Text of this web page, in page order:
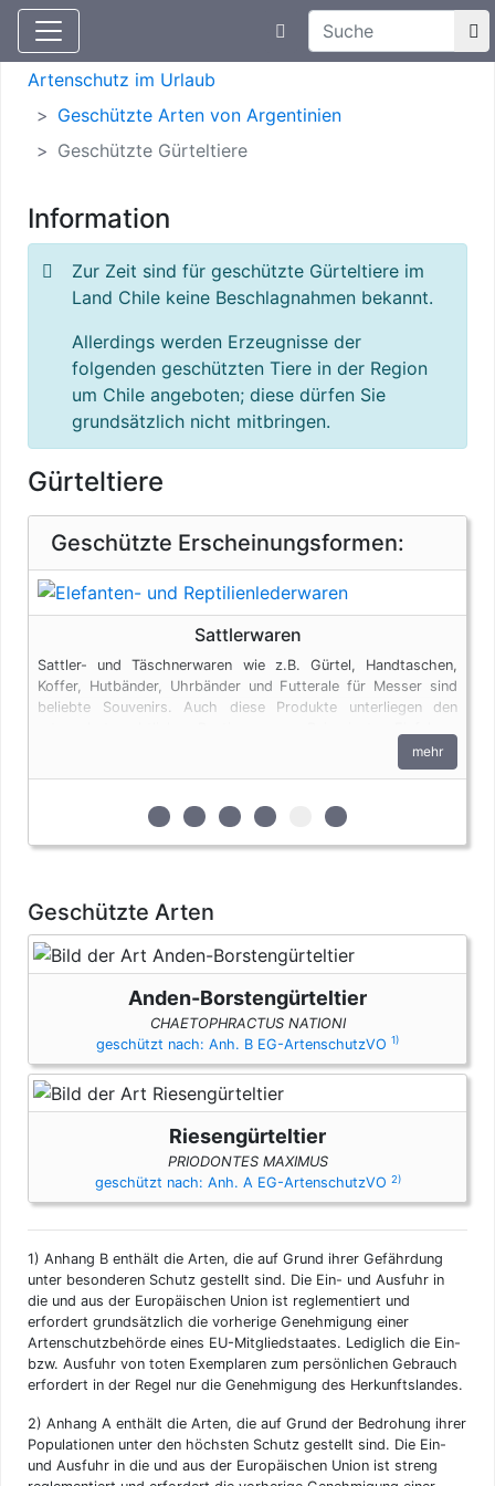
Aktuelle Meldungen
Suchtexteingabe
Artenschutz
Artenschutz im Urlaub
Geschützte Arten von Argentinien
Geschützte Gürteltiere
Information
Zur Zeit sind für geschützte Gürteltiere im
Land Chile keine Beschlagnahmen bekannt.
Allerdings werden Erzeugnisse der
folgenden geschützten Tiere in der Region
um Chile angeboten; diese dürfen Sie
grundsätzlich nicht mitbringen.
Gürteltiere
Geschützte Erscheinungsformen:
Sattlerwaren
Sattler- und Täschnerwaren wie z.B. Gürtel, Handtaschen,
Koffer, Hutbänder, Uhrbänder und Futterale für Messer sind
beliebte Souvenirs. Auch diese Produkte unterliegen den
zum persönlichen Gebrauch sind bis zu vier Erzeugnisse von
Krokodilen des Anhangs B pro Person genehmigungsfrei,
Fleisch und Jagdtrophäen sind von dieser Dokumentenfreiheit
mehr
zur 1. geschützten Erscheinungsform
zur 2. geschützten
zur 3. geschützten
zur 4. geschützten
zur 5. geschützten
zur 6. geschützten
Geschützte Arten
Anden-Borstengürteltier
CHAETOPHRACTUS NATIONI
geschützt nach: Anh. B EG-ArtenschutzVO 1)
Riesengürteltier
PRIODONTES MAXIMUS
geschützt nach: Anh. A EG-ArtenschutzVO 2)
1) Anhang B enthält die Arten, die auf Grund ihrer Gefährdung
unter besonderen Schutz gestellt sind. Die Ein- und Ausfuhr in
die und aus der Europäischen Union ist reglementiert und
erfordert grundsätzlich die vorherige Genehmigung einer
Artenschutzbehörde eines EU-Mitgliedstaates. Lediglich die Ein-
bzw. Ausfuhr von toten Exemplaren zum persönlichen Gebrauch
erfordert in der Regel nur die Genehmigung des Herkunftslandes.
2) Anhang A enthält die Arten, die auf Grund der Bedrohung ihrer
Populationen unter den höchsten Schutz gestellt sind. Die Ein-
und Ausfuhr in die und aus der Europäischen Union ist streng